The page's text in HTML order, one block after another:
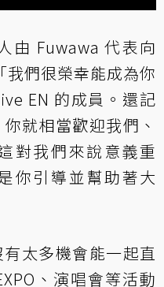
由 Fuwawa 代表向
們很榮幸能成為你
EN 的成員。還記
就相當歡迎我們、
對我們來說意義重
你引導並幫助著大
太多機會能一起直
、演唱會等活動